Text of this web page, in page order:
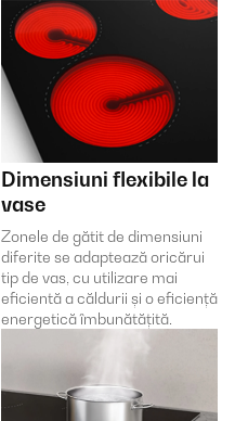
Dimensiuni flexibile la
vase
Zonele de gătit de dimensiuni
diferite se adaptează oricărui
tip de vas, cu utilizare mai
eficientă a căldurii și o eficiență
energetică îmbunătățită.